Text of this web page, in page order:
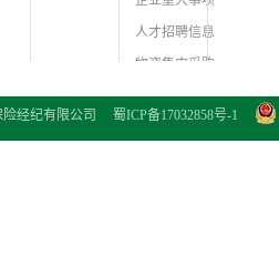
人才招聘信息
物资集中采购
证件信息公示
经纪有限公司 蜀ICP备17032858号-1